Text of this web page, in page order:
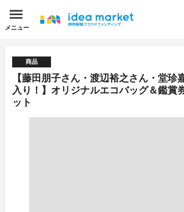
メニュー
商品
【藤田朋子さん・渡辺裕之さん・堂珍
入り！】オリジナルエコバッグ＆鑑賞
ット